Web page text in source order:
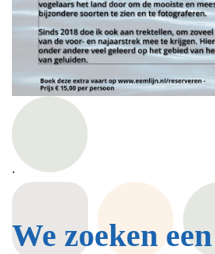
.
We zoeken een